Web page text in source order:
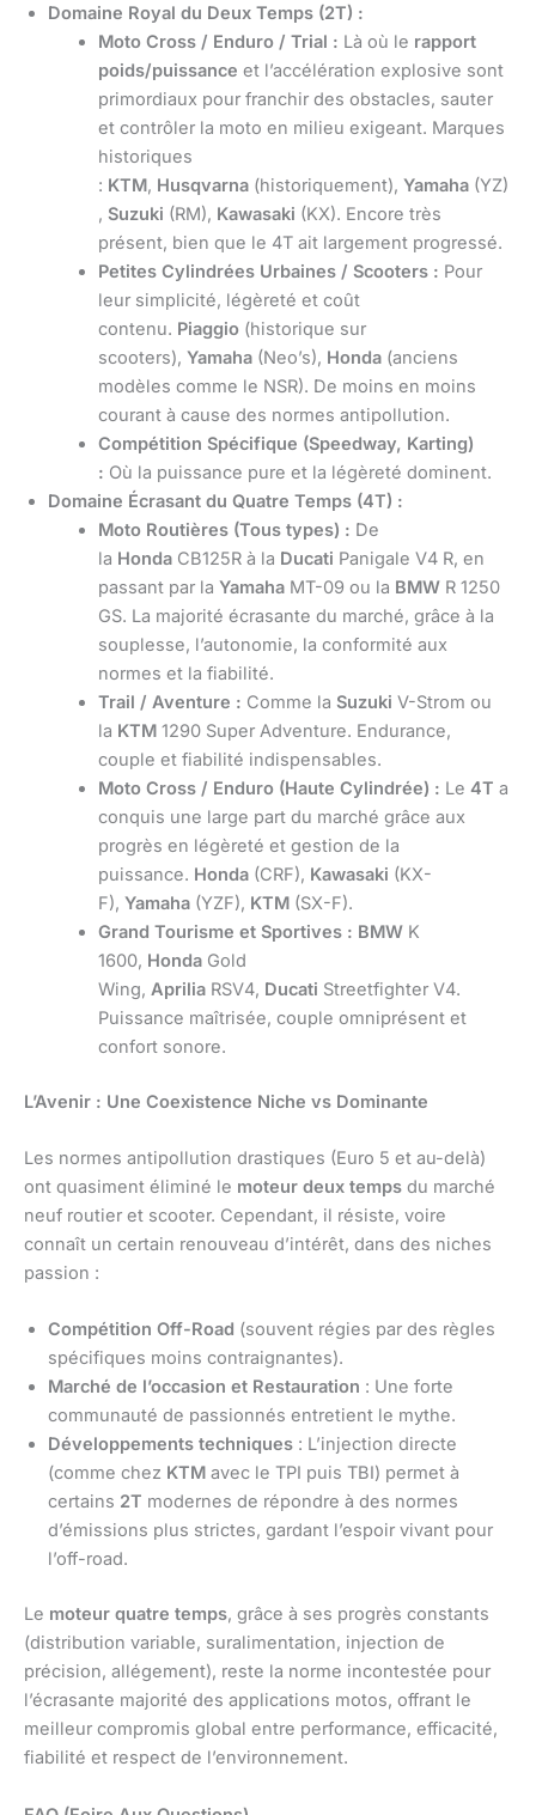
Domaine Royal du Deux Temps (2T) :
Moto Cross / Enduro / Trial : Là où le rapport
poids/puissance et l’accélération explosive sont
primordiaux pour franchir des obstacles, sauter
et contrôler la moto en milieu exigeant. Marques
historiques
: KTM, Husqvarna(historiquement), Yamaha(YZ)
, Suzuki (RM), Kawasaki (KX). Encore très
présent, bien que le 4T ait largement progressé.
Petites Cylindrées Urbaines / Scooters : Pour
leur simplicité, légèreté et coût
contenu. Piaggio(historique sur
scooters), Yamaha(Neo’s), Honda(anciens
modèles comme le NSR). De moins en moins
courant à cause des normes antipollution.
Compétition Spécifique (Speedway, Karting)
: Où la puissance pure et la légèreté dominent.
Domaine Écrasant du Quatre Temps (4T) :
Moto Routières (Tous types) : De
la HondaCB125R à la Ducati Panigale V4 R, en
passant par la YamahaMT-09 ou la BMWR 1250
GS. La majorité écrasante du marché, grâce à la
souplesse, l’autonomie, la conformité aux
normes et la fiabilité.
Trail / Aventure : Comme la Suzuki V-Strom ou
la KTM1290 Super Adventure. Endurance,
couple et fiabilité indispensables.
Moto Cross / Enduro (Haute Cylindrée) : Le 4T a
conquis une large part du marché grâce aux
progrès en légèreté et gestion de la
puissance. Honda(CRF), Kawasaki (KX-
F), Yamaha(YZF), KTM(SX-F).
Grand Tourisme et Sportives : BMWK
1600, HondaGold
Wing, ApriliaRSV4, Ducati Streetfighter V4.
Puissance maîtrisée, couple omniprésent et
confort sonore.
L’Avenir : Une Coexistence Niche vs Dominante
Les normes antipollution drastiques (Euro 5 et au-delà)
ont quasiment éliminé le moteur deux temps du marché
neuf routier et scooter. Cependant, il résiste, voire
connaît un certain renouveau d’intérêt, dans des niches
passion :
Compétition Off-Road (souvent régies par des règles
spécifiques moins contraignantes).
Marché de l’occasion et Restauration : Une forte
communauté de passionnés entretient le mythe.
Développements techniques : L’injection directe
(comme chez KTM avec le TPI puis TBI) permet à
certains 2T modernes de répondre à des normes
d’émissions plus strictes, gardant l’espoir vivant pour
l’off-road.
Le moteur quatre temps, grâce à ses progrès constants
(distribution variable, suralimentation, injection de
précision, allégement), reste la norme incontestée pour
l’écrasante majorité des applications motos, offrant le
meilleur compromis global entre performance, efficacité,
fiabilité et respect de l’environnement.